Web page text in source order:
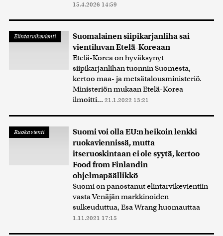
15.4.2026 14:59
Elintarvikevienti
Suomalainen siipikarjanliha sai
vientiluvan Etelä-Koreaan
Etelä-Korea on hyväksynyt
siipikarjanlihan tuonnin Suomesta,
kertoo maa- ja metsätalousministeriö.
Ministeriön mukaan Etelä-Korea
ilmoitti... 21.1.2022 13:21
Ruokavienti
Suomi voi olla EU:n heikoin lenkki
ruokaviennissä, mutta
itseruoskintaan ei ole syytä, kertoo
Food from Finlandin
ohjelmapäällikkö
Suomi on panostanut elintarvikevientiin
vasta Venäjän markkinoiden
sulkeuduttua, Esa Wrang huomauttaa
1.11.2021 17:15